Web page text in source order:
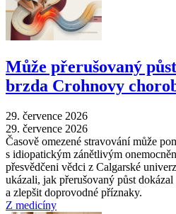
Může přerušovaný
brzda Crohnovy
29. července 2026
29. července 2026
Časově omezené stravování může
s idiopatickým zánětlivým
přesvědčeni vědci z Calgarské
ukázali, jak přerušovaný půst
a zlepšit doprovodné příznaky.
Z medicíny